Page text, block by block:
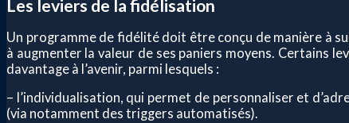
Les leviers de la fidélisation
Un programme de fidélité doit être conçu de manière à
à augmenter la valeur de ses paniers moyens. Certains
davantage à l’avenir, parmi lesquels :
– l’individualisation, qui permet de personnaliser et
(via notamment des triggers automatisés).